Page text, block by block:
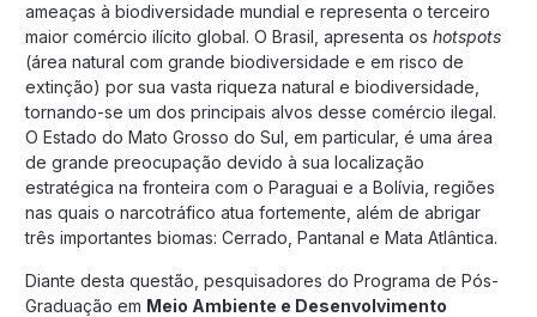
ameaças à biodiversidade mundial e representa o terceiro
maior comércio ilícito global. O Brasil, apresenta os hotspots
(área natural com grande biodiversidade e em risco de
extinção) por sua vasta riqueza natural e biodiversidade,
tornando-se um dos principais alvos desse comércio ilegal.
O Estado do Mato Grosso do Sul, em particular, é uma área
de grande preocupação devido à sua localização
estratégica na fronteira com o Paraguai e a Bolívia, regiões
nas quais o narcotráfico atua fortemente, além de abrigar
três importantes biomas: Cerrado, Pantanal e Mata Atlântica.
Diante desta questão, pesquisadores do Programa de Pós-
Graduação em Meio Ambiente e Desenvolvimento